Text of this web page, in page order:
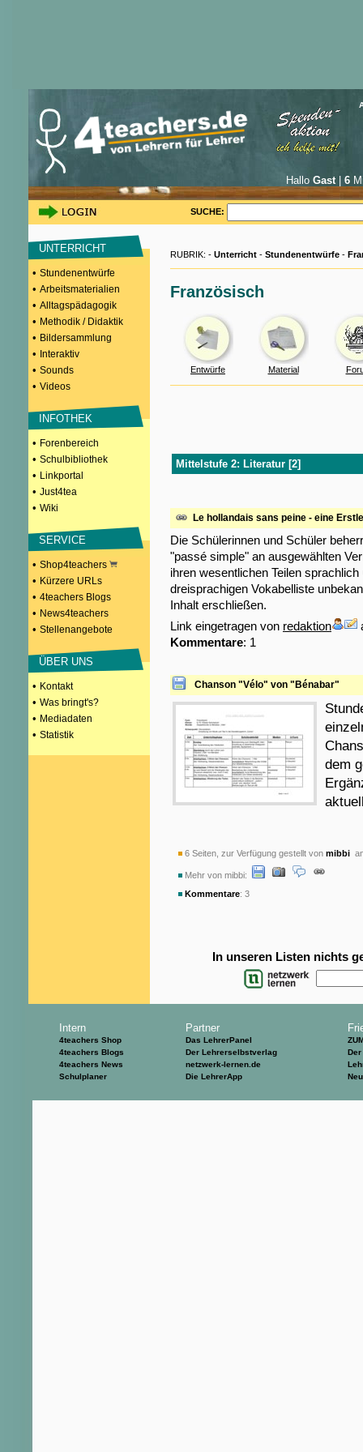
Hallo Gast| 6
SUCHE:
UNTERRICHT
• Stundenentwürfe
• Arbeitsmaterialien
• Alltagspädagogik
• Methodik / Didaktik
• Bildersammlung
• Interaktiv
• Sounds
• Videos
INFOTHEK
• Forenbereich
• Schulbibliothek
• Linkportal
• Just4tea
• Wiki
SERVICE
• Shop4teachers
• Kürzere URLs
• 4teachers Blogs
• News4teachers
• Stellenangebote
ÜBER UNS
• Kontakt
• Was bringt's?
• Mediadaten
• Statistik
RUBRIK: - Unterricht - Stundenentwürfe -
Französisch
Entwürfe Material
Mittelstufe 2: Literatur [2]
Le hollandais sans peine - eine
Die Schülerinnen und Schüler
"passé simple" an ausgewählten
ihren wesentlichen Teilen
dreisprachigen Vokabelliste
Inhalt erschließen.
Link eingetragen von redaktion
Kommentare: 1
Chanson "Vélo" von "Bénabar"
dem
6 Seiten, zur Verfügung gestellt von mibbi
Mehr von mibbi:
Kommentare: 3
In unseren Listen nichts
Intern
4teachers Shop
4teachers Blogs
4teachers News
Schulplaner
Partner
Das LehrerPanel
Der Lehrerselbstverlag
netzwerk-lernen.de
Die LehrerApp